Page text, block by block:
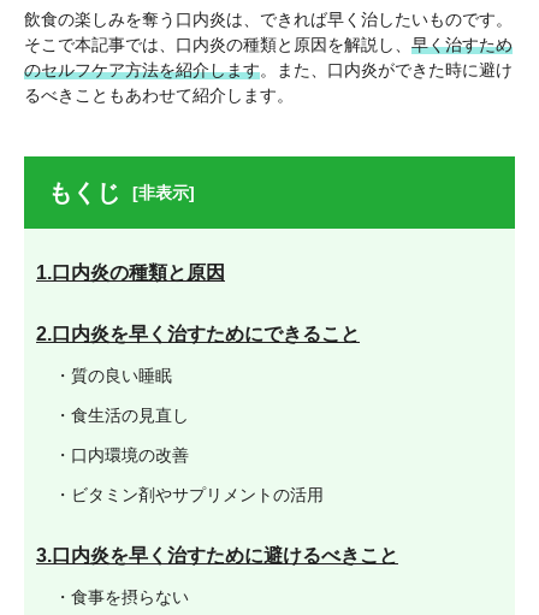
飲食の楽しみを奪う口内炎は、できれば早く治したいものです。
そこで本記事では、口内炎の種類と原因を解説し、 早く治すため
のセルフケア方法を紹介します。また、口内炎ができた時に避け
るべきこともあわせて紹介します。
もくじ [非表示]
1.口内炎の種類と原因
2.口内炎を早く治すためにできること
・質の良い睡眠
・食生活の見直し
・口内環境の改善
・ビタミン剤やサプリメントの活用
3.口内炎を早く治すために避けるべきこと
・食事を摂らない